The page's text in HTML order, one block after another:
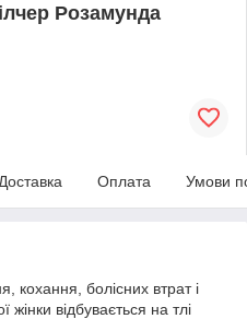
Розамунда
Доставка Оплата Умови
кохання, болісних втрат і
відбувається на тлі